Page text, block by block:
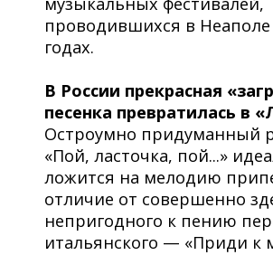
проводившихся в Неаполе
годах.
В России прекрасная
песенка превратилась в
Остроумно придуманный
«Пой, ласточка, пой...»
ложится на мелодию
отличие от совершенно
непригодного к пению
итальянского — «Приди к